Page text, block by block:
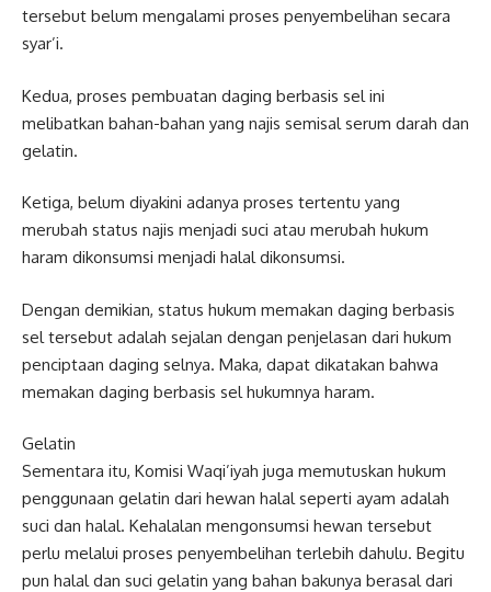
tersebut belum mengalami proses penyembelihan secara
syar’i.
Kedua, proses pembuatan daging berbasis sel ini
melibatkan bahan-bahan yang najis semisal serum darah dan
gelatin.
Ketiga, belum diyakini adanya proses tertentu yang
merubah status najis menjadi suci atau merubah hukum
haram dikonsumsi menjadi halal dikonsumsi.
Dengan demikian, status hukum memakan daging berbasis
sel tersebut adalah sejalan dengan penjelasan dari hukum
penciptaan daging selnya. Maka, dapat dikatakan bahwa
memakan daging berbasis sel hukumnya haram.
Gelatin
Sementara itu, Komisi Waqi’iyah juga memutuskan hukum
penggunaan gelatin dari hewan halal seperti ayam adalah
suci dan halal. Kehalalan mengonsumsi hewan tersebut
perlu melalui proses penyembelihan terlebih dahulu. Begitu
pun halal dan suci gelatin yang bahan bakunya berasal dari